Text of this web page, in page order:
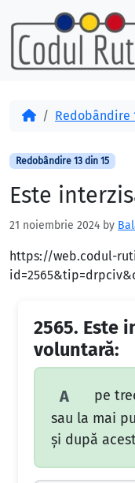
Skip to content
Skip to footer
AcasăRedobândire
Redobândire 13 din 15
Este
21 noiembrie 2024 by
https://web.codul-
2565. Este
voluntară:
A
pe
sau la mai
şi după